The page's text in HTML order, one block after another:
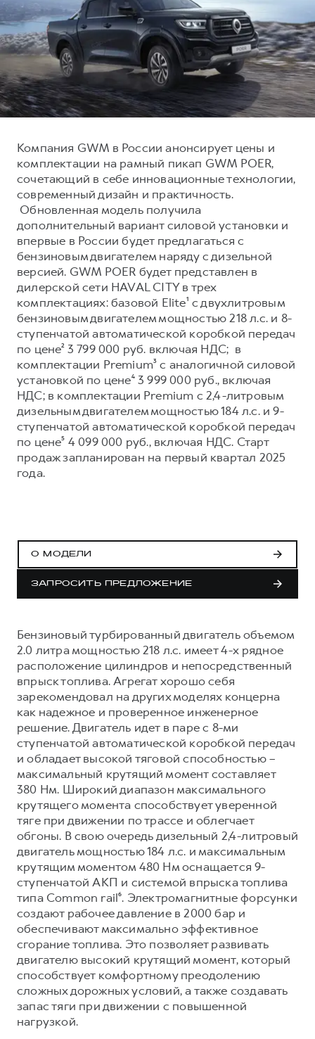
DARGO
от 3 199 000 ₽
DARGO X
от 3 499 000 ₽
F7
от 2 899 000 ₽
F7X
от 3 599 000 ₽
POER
от 3 449 000 ₽
Тест-драйв
Трейд-ин
КРЕДИТ И СТРАХОВАНИЕ
Кредитный калькулятор
Кредит
КОРПОРАТИВНЫМ КЛИЕНТАМ
Для малого бизнеса
Корпоративным клиентам
Крупным корпоративным клиентам
Система управления автопарком
Сервис для корпоративных клиентов
HAVAL Лизинг
АКСЕССУАРЫ HAVAL
Автомобильные аксессуары
Коллекция CITY
Коллекция Базовая
Коллекция Детская
СЕРВИСНОЕ ОБСЛУЖИВАНИЕ
Нулевое ТО
Программа «Помощь на дороге»
Регламенты технического обслуживания
Электронный ПТС
GWM Безопасность
Гарантия HAVAL
Мобильное приложение GWM
Программа «HAVAL Защита+»
Руководства по эксплуатации
Подписки
АКСЕССУАРЫ HAVAL
Автомобильные аксессуары
Коллекция CITY
Коллекция Базовая
Коллекция Детская
О дилере
Наша команда
Контакты
Компания GWM в России анонсирует цены и
комплектации на рамный пикап GWM POER,
сочетающий в себе инновационные технологии,
современный дизайн и практичность.
Обновленная модель получила
дополнительный вариант силовой установки и
впервые в России будет предлагаться с
бензиновым двигателем наряду с дизельной
версией. GWM POER будет представлен в
дилерской сети HAVAL CITY в трех
комплектациях: базовой Elite¹ с двухлитровым
бензиновым двигателем мощностью 218 л.с. и 8-
ступенчатой автоматической коробкой передач
по цене² 3 799 000 руб. включая НДС; в
комплектации Premium³ с аналогичной силовой
установкой по цене⁴ 3 999 000 руб., включая
НДС; в комплектации Premium с 2,4-литровым
дизельным двигателем мощностью 184 л.с. и 9-
ступенчатой автоматической коробкой передач
по цене⁵ 4 099 000 руб., включая НДС. Старт
продаж запланирован на первый квартал 2025
года.
О МОДЕЛИ
ЗАПРОСИТЬ ПРЕДЛОЖЕНИЕ
Бензиновый турбированный двигатель объемом
2.0 литра мощностью 218 л.с. имеет 4-х рядное
расположение цилиндров и непосредственный
впрыск топлива. Агрегат хорошо себя
зарекомендовал на других моделях концерна
как надежное и проверенное инженерное
решение. Двигатель идет в паре с 8-ми
ступенчатой автоматической коробкой передач
и обладает высокой тяговой способностью –
максимальный крутящий момент составляет
380 Нм. Широкий диапазон максимального
крутящего момента способствует уверенной
тяге при движении по трассе и облегчает
обгоны. В свою очередь дизельный 2,4-литровый
двигатель мощностью 184 л.с. и максимальным
крутящим моментом 480 Нм оснащается 9-
ступенчатой АКП и системой впрыска топлива
типа Common rail⁶. Электромагнитные форсунки
создают рабочее давление в 2000 бар и
обеспечивают максимально эффективное
сгорание топлива. Это позволяет развивать
двигателю высокий крутящий момент, который
способствует комфортному преодолению
сложных дорожных условий, а также создавать
запас тяги при движении с повышенной
нагрузкой.